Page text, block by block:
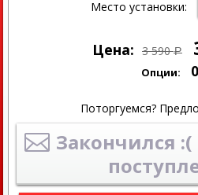
Место установки:
Цена: 3 590 Р
Опции: 0
Поторгуемся?
Закончился